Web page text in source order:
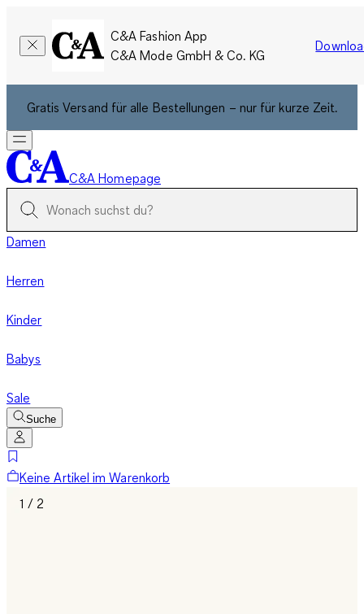
C&A Fashion App
C&A Mode GmbH & Co. KG
Gratis Versand für alle Bestellungen – nur für kurze Zeit.
C&A Homepage
Damen
Herren
Kinder
Babys
Sale
Suche
Keine Artikel im Warenkorb
1 / 2